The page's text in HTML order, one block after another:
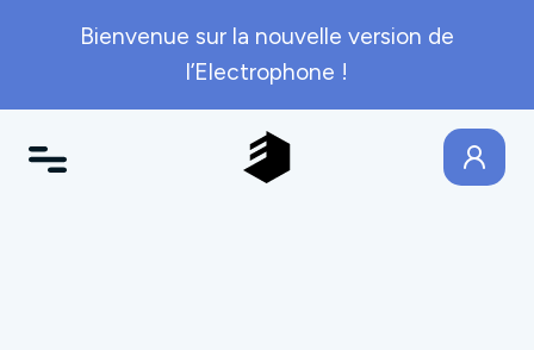
Bienvenue sur la nouvelle version de
l’Electrophone !